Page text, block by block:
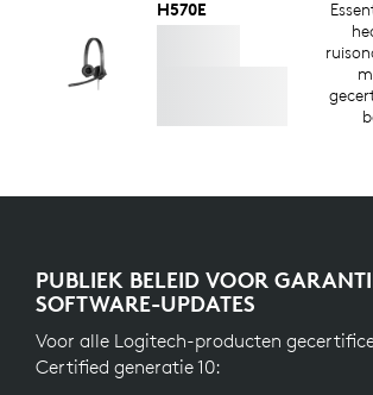
H570E
PUBLIEK BELEID VOOR
SOFTWARE-UPDATES
Voor alle Logitech-producten
Certified generatie 10: